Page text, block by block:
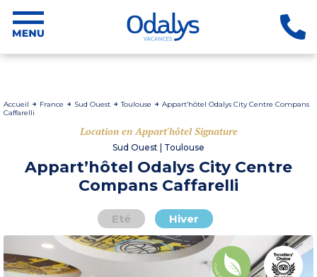
Accueil France Sud Ouest Toulouse
Appart’hôtel Odalys City Centre Compans
Caffarelli
Location en Appart'hôtel Signature
Sud Ouest | Toulouse
Appart’hôtel Odalys City Centre
Compans Caffarelli
Eté Hiver